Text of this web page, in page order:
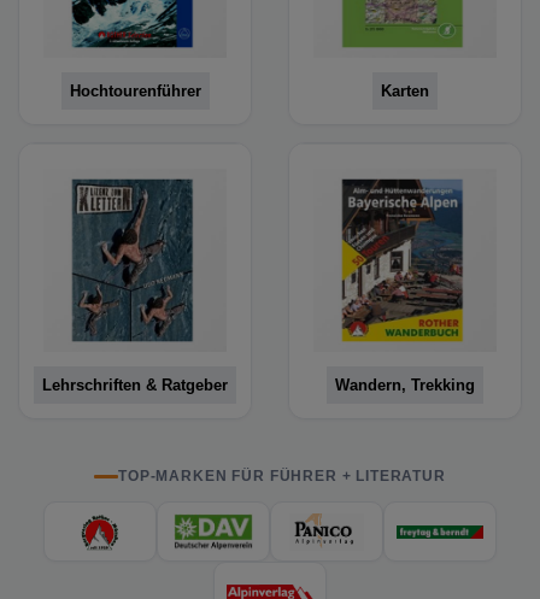
Hochtourenführer Karten
Lehrschriften & Ratgeber Wandern, Trekking
TOP-MARKEN FÜR FÜHRER + LITERATUR